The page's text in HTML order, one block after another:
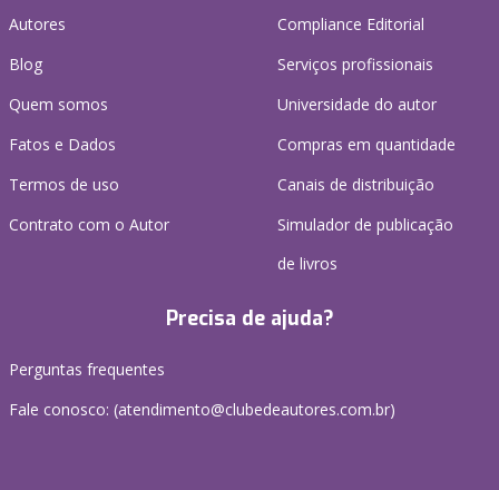
Autores
Blog
Quem somos
Fatos e Dados
Termos de uso
Contrato com o Autor
Compliance Editorial
Serviços profissionais
Universidade do autor
Compras em quantidade
Canais de distribuição
Simulador de publicação
de livros
Precisa de ajuda?
Perguntas frequentes
Fale conosco: (atendimento@clubedeautores.com.br)